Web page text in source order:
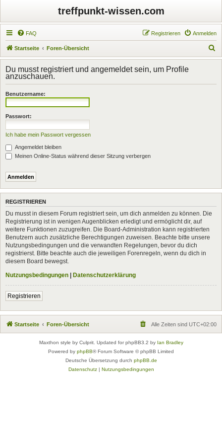
treffpunkt-wissen.com
FAQ Anmelden
Registrieren
Startseite Foren-Übersicht
u
h
Du musst registriert und angemeldet sein, um Profile
anzuschauen.
Benutzername:
Passwort:
Ich habe mein Passwort vergessen
Angemeldet bleiben
Meinen Online-Status während dieser Sitzung verbergen
REGISTRIEREN
Du musst in diesem Forum registriert sein, um dich anmelden zu können. Die
Registrierung ist in wenigen Augenblicken erledigt und ermöglicht dir, auf
weitere Funktionen zuzugreifen. Die Board-Administration kann registrierten
Benutzern auch zusätzliche Berechtigungen zuweisen. Beachte bitte unsere
Nutzungsbedingungen und die verwandten Regelungen, bevor du dich
registrierst. Bitte beachte auch die jeweiligen Forenregeln, wenn du dich in
diesem Board bewegst.
Nutzungsbedingungen | Datenschutzerklärung
Registrieren
Startseite Foren-Übersicht Alle Zeiten sind UTC+02:00
Maxthon style by Culprit. Updated for phpBB3.2 by Ian Bradley
Powered by phpBB® Forum Software © phpBB Limited
Deutsche Übersetzung durch phpBB.de
Datenschutz| Nutzungsbedingungen